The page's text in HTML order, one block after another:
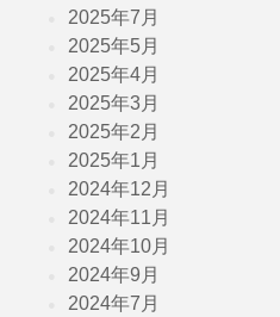
2025年7月
2025年5月
2025年4月
2025年3月
2025年2月
2025年1月
2024年12月
2024年11月
2024年10月
2024年9月
2024年7月